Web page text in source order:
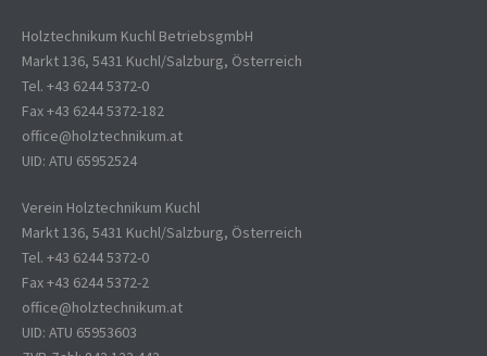
Holztechnikum Kuchl BetriebsgmbH
Markt 136, 5431 Kuchl/Salzburg, Österreich
Tel. +43 6244 5372-0
Fax +43 6244 5372-182
office@holztechnikum.at
UID: ATU 65952524
Verein Holztechnikum Kuchl
Markt 136, 5431 Kuchl/Salzburg, Österreich
Tel. +43 6244 5372-0
Fax +43 6244 5372-2
office@holztechnikum.at
UID: ATU 65953603